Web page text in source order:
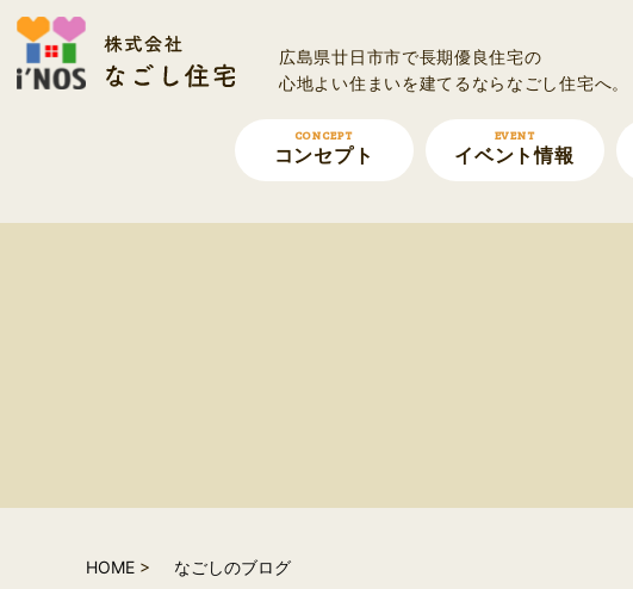
広島県廿⽇市市で⻑期優良住宅の
⼼地よい住まいを建てるならなごし住宅へ。
CONCEPT
コンセプト
EVENT
イベント情報
HOME なごしのブログ